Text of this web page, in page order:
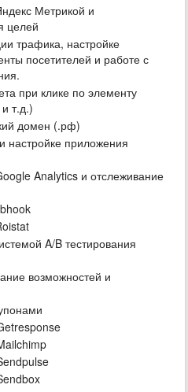
Метрикой и
целей
трафика, настройке
посетителей и работе с
при клике по элементу
т.д.)
домен (.рф)
настройке приложения
Analytics и отслеживание
A/B тестирования
возможностей и